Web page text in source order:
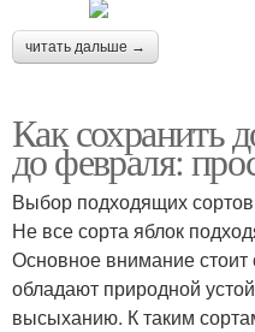
читать дальше →
Как сохранить
до февраля:
Выбор подходящих
Не все сорта яблок
Основное внимание стоит
обладают природной
высыханию. К таким